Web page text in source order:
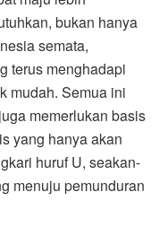
bukan hanya
semata,
terus menghadapi
mudah. Semua ini
memerlukan basis
yang hanya akan
huruf U, seakan-
menuju pemunduran